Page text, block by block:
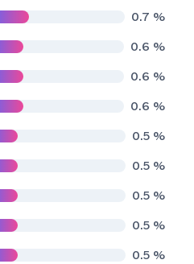
0.7 %
0.6 %
0.6 %
0.6 %
0.5 %
0.5 %
0.5 %
0.5 %
0.5 %